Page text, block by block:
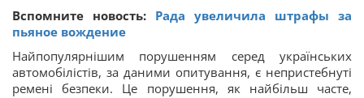
Вспомните новость: Рада увеличила штрафы за
пьяное вождение
Найпопулярнішим порушенням серед українських
автомобілістів, за даними опитування, є непристебнуті
ремені безпеки. Це порушення, як найбільш часте,